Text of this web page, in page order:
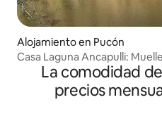
Alojamiento en Pucón
Casa Laguna Ancapulli:
La comodidad
precios